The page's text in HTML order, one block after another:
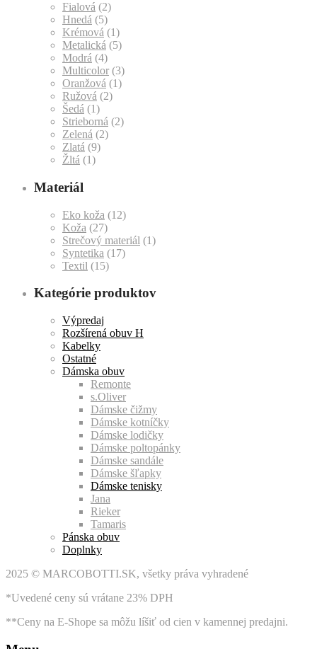
Fialová (2)
Hnedá (5)
Krémová (1)
Metalická (5)
Modrá (4)
Multicolor (3)
Oranžová (1)
Ružová (2)
Šedá (1)
Strieborná (2)
Zelená (2)
Zlatá (9)
Žltá (1)
Materiál
Eko koža (12)
Koža (27)
Strečový materiál (1)
Syntetika (17)
Textil (15)
Kategórie produktov
Výpredaj
Rozšírená obuv H
Kabelky
Ostatné
Dámska obuv
Remonte
s.Oliver
Dámske čižmy
Dámske kotníčky
Dámske lodičky
Dámske poltopánky
Dámske sandále
Dámske šľapky
Dámske tenisky
Jana
Rieker
Tamaris
Pánska obuv
Doplnky
2025 © MARCOBOTTI.SK, všetky práva vyhradené
*Uvedené ceny sú vrátane 23% DPH
**Ceny na E-Shope sa môžu líšiť od cien v kamennej predajni.